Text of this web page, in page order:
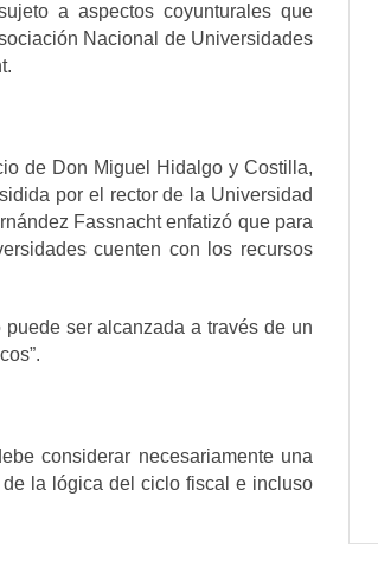
a aspectos coyunturales que
Nacional de Universidades
de Don Miguel Hidalgo y Costilla,
por el rector de la Universidad
Fassnacht enfatizó que para
cuenten con los recursos
ser alcanzada a través de un
considerar necesariamente una
la lógica del ciclo fiscal e incluso